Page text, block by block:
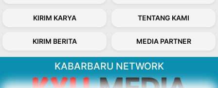
KIRIM KARYA TENTANG KAMI
KIRIM BERITA MEDIA PARTNER
KABARBARU NETWORK